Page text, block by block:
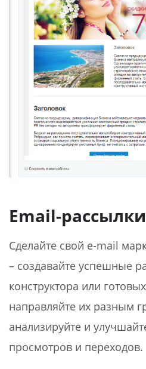
Email-рассылки
Сделайте свой e-mail
– создавайте успешные
конструктора или
направляйте их разным
анализируйте и
просмотров и переходов.